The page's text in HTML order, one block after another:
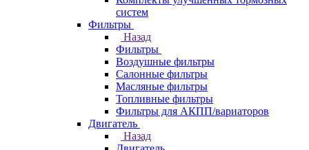
систем
Фильтры
Назад
Фильтры
Воздушные фильтры
Салонные фильтры
Масляные фильтры
Топливные фильтры
Фильтры для АКПП/вариаторов
Двигатель
Назад